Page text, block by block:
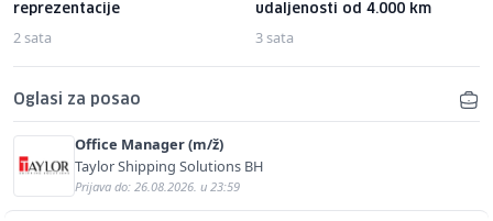
reprezentacije
2 sata
udaljenosti od 4.000 km
3 sata
Oglasi za posao
Office Manager (m/ž)
Taylor Shipping Solutions BH
Prijava do: 26.08.2026. u 23:59